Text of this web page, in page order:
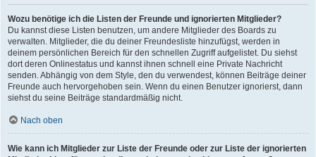
Wozu benötige ich die Listen der Freunde und ignorierten Mitglieder?
Du kannst diese Listen benutzen, um andere Mitglieder des Boards zu
verwalten. Mitglieder, die du deiner Freundesliste hinzufügst, werden in
deinem persönlichen Bereich für den schnellen Zugriff aufgelistet. Du siehst
dort deren Onlinestatus und kannst ihnen schnell eine Private Nachricht
senden. Abhängig von dem Style, den du verwendest, können Beiträge deiner
Freunde auch hervorgehoben sein. Wenn du einen Benutzer ignorierst, dann
siehst du seine Beiträge standardmäßig nicht.
Nach oben
Wie kann ich Mitglieder zur Liste der Freunde oder zur Liste der ignorierten